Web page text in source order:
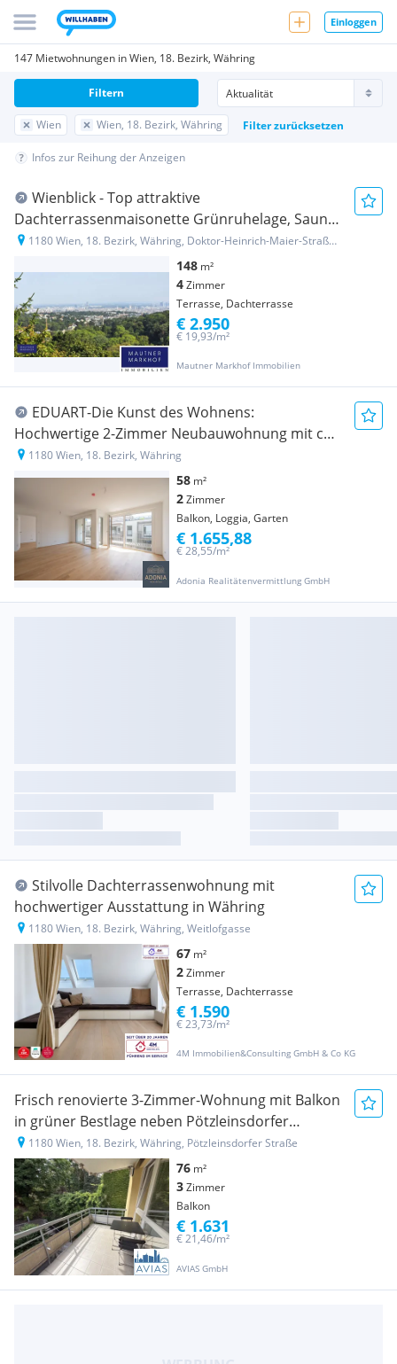
Einloggen
147 Mietwohnungen in Wien, 18. Bezirk, Währing
Wien Wien, 18. Bezirk, Währing Filter zurücksetzen
Filtern
Infos zur Reihung der Anzeigen
Wienblick - Top attraktive
Dachterrassenmaisonette Grünruhelage, Sauna,
Whirlpool - Garage!
1180 Wien, 18. Bezirk, Währing, Doktor-Heinrich-Maier-Straße 71
148 m²
4Zimmer
Terrasse, Dachterrasse
Mautner Markhof Immobilien
€ 19,93/m²
€ 2.950
EDUART-Die Kunst des Wohnens:
Hochwertige 2-Zimmer Neubauwohnung mit ca.
6m² Balkon/Loggia! (6/17)
1180 Wien, 18. Bezirk, Währing
58 m²
2Zimmer
Balkon, Loggia, Garten
Adonia Realitätenvermittlung GmbH
€ 28,55/m²
€ 1.655,88
Stilvolle Dachterrassenwohnung mit
hochwertiger Ausstattung in Währing
1180 Wien, 18. Bezirk, Währing, Weitlofgasse
67 m²
2Zimmer
Terrasse, Dachterrasse
4M Immobilien&Consulting GmbH & Co KG
€ 23,73/m²
€ 1.590
Frisch renovierte 3-Zimmer-Wohnung mit Balkon
in grüner Bestlage neben Pötzleinsdorfer
Schlosspark
1180 Wien, 18. Bezirk, Währing, Pötzleinsdorfer Straße
76 m²
3Zimmer
Balkon
AVIAS GmbH
€ 21,46/m²
€ 1.631